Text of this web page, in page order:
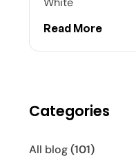
Read More
Categories
All blog(101)